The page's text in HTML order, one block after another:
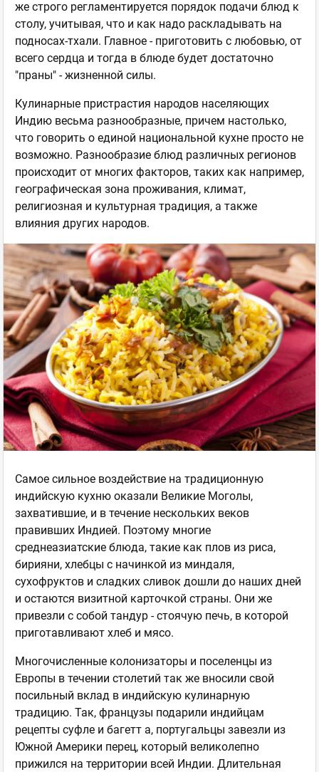
же строго регламентируется порядок подачи блюд к
столу, учитывая, что и как надо раскладывать на
подносах-тхали. Главное - приготовить с любовью, от
всего сердца и тогда в блюде будет достаточно
"праны" - жизненной силы.
Кулинарные пристрастия народов населяющих
Индию весьма разнообразные, причем настолько,
что говорить о единой национальной кухне просто не
возможно. Разнообразие блюд различных регионов
происходит от многих факторов, таких как например,
географическая зона проживания, климат,
религиозная и культурная традиция, а также
влияния других народов.
Самое сильное воздействие на традиционную
индийскую кухню оказали Великие Моголы,
захватившие, и в течение нескольких веков
правивших Индией. Поэтому многие
среднеазиатские блюда, такие как плов из риса,
бирияни, хлебцы с начинкой из миндаля,
сухофруктов и сладких сливок дошли до наших дней
и остаются визитной карточкой страны. Они же
привезли с собой тандур - стоячую печь, в которой
приготавливают хлеб и мясо.
Многочисленные колонизаторы и поселенцы из
Европы в течении столетий так же вносили свой
посильный вклад в индийскую кулинарную
традицию. Так, французы подарили индийцам
рецепты суфле и багетт а, португальцы завезли из
Южной Америки перец, который великолепно
прижился на территории всей Индии. Длительная